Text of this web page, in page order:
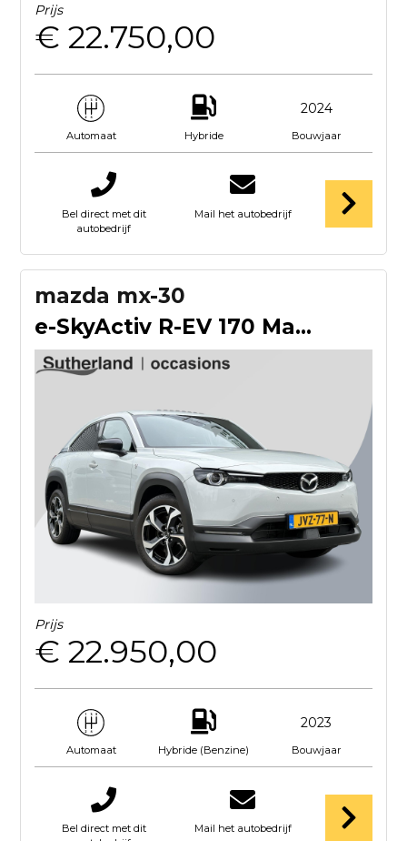
Prijs
€ 22.750,00
Automaat Hybride
2024
Bouwjaar
Bel direct met dit
autobedrijf
Mail het autobedrijf
mazda mx-30
e-SkyActiv R-EV 170 Makoto | Schuifdak | 360 Camera | Stoelv
Prijs
€ 22.950,00
Automaat Hybride (Benzine)
2023
Bouwjaar
Bel direct met dit
Mail het autobedrijf